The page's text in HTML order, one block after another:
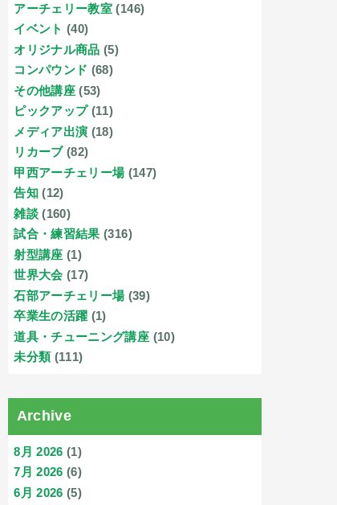
アーチェリー教室 (146)
イベント (40)
オリジナル商品 (5)
コンパウンド (68)
その他講座 (53)
ピックアップ (11)
メディア出演 (18)
リカーブ (82)
甲西アーチェリー場 (147)
告知 (12)
雑談 (160)
試合・練習結果 (316)
射型講座 (1)
世界大会 (17)
石部アーチェリー場 (39)
卒業生の活躍 (1)
道具・チューニング講座 (10)
未分類 (111)
Archive
8月 2026 (1)
7月 2026 (6)
6月 2026 (5)